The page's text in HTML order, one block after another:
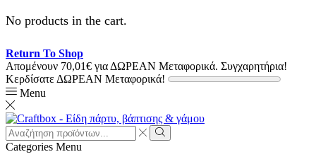
No products in the cart.
Return To Shop
Απομένουν 70,01€ για ΔΩΡΕΑΝ Μεταφορικά. Συγχαρητήρια!
Κερδίσατε ΔΩΡΕΑΝ Μεταφορικά!
Menu
Search
input
Search
Categories Menu